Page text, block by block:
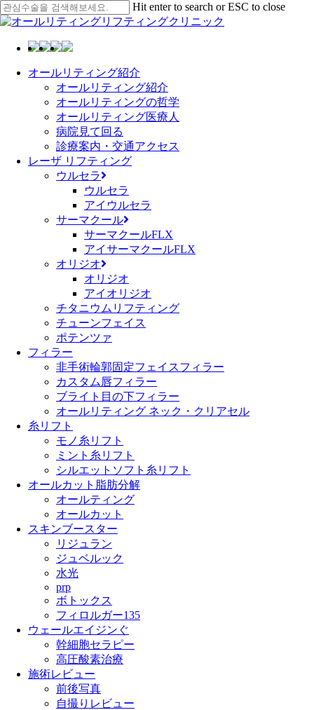
Skip
to
main
content
Hit enter to search or ESC to close
Close
Menu
オールリティング紹介
オールリティング紹介
オールリティングの哲学
オールリティング医療人
病院見て回る
診療案内・交通アクセス
レーザ リフティング
ウルセラ
ウルセラ
アイウルセラ
サーマクール
サーマクールFLX
アイサーマクールFLX
オリジオ
オリジオ
アイオリジオ
チタニウムリフティング
チューンフェイス
ポテンツァ
フィラー
非手術輪郭固定フェイスフィラー
カスタム唇フィラー
ブライト目の下フィラー
オールリティング ネック・クリアセル
糸リフト
モノ糸リフト
ミント糸リフト
シルエットソフト糸リフト
オールカット脂肪分解
オールティング
オールカット
スキンブースター
リジュラン
ジュベルック
水光
prp
ボトックス
フィロルガー135
ウェールエイジンぐ
幹細胞セラピー
高圧酸素治療
施術レビュー
前後写真
自撮りレビュー